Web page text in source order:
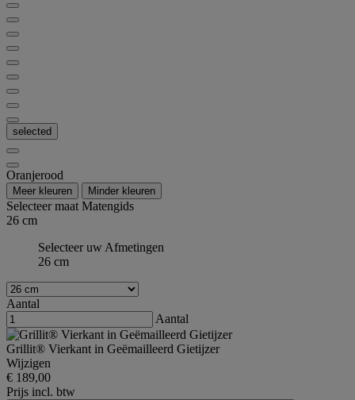
selected
Oranjerood
Meer kleuren Minder kleuren
Selecteer maatMatengids
26 cm
Selecteer uw Afmetingen
26 cm
Aantal
Aantal
Grillit® Vierkant in Geëmailleerd Gietijzer
Wijzigen
€ 189,00
Prijs incl. btw